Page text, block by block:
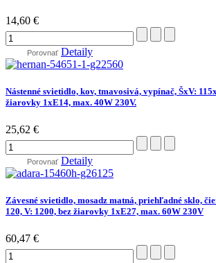
14,60 €
Porovnať Detaily
Nástenné svietidlo, kov, tmavosivá, vypínač, ŠxV:
žiarovky 1xE14, max. 40W 230V.
25,62 €
Porovnať Detaily
Závesné svietidlo, mosadz matná, priehľadné sklo,
120, V: 1200, bez žiarovky 1xE27, max. 60W 230V
60,47 €